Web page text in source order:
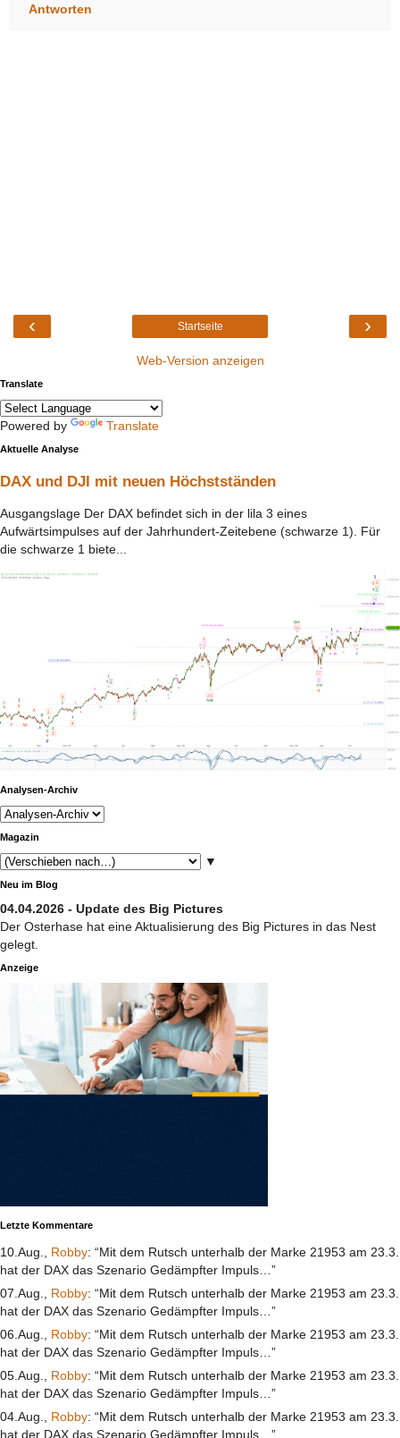
Antworten
‹ ›
Startseite
Web-Version anzeigen
Translate
Powered by Translate
Aktuelle Analyse
DAX und DJI mit neuen Höchstständen
Ausgangslage Der DAX befindet sich in der lila 3 eines
Aufwärtsimpulses auf der Jahrhundert-Zeitebene (schwarze 1). Für
die schwarze 1 biete...
Analysen-Archiv
Magazin
▼
Neu im Blog
04.04.2026 - Update des Big Pictures
Der Osterhase hat eine Aktualisierung des Big Pictures in das Nest
gelegt.
Anzeige
Letzte Kommentare
10.Aug., Robby: “Mit dem Rutsch unterhalb der Marke 21953 am 23.3.
hat der DAX das Szenario Gedämpfter Impuls…”
07.Aug., Robby: “Mit dem Rutsch unterhalb der Marke 21953 am 23.3.
hat der DAX das Szenario Gedämpfter Impuls…”
06.Aug., Robby: “Mit dem Rutsch unterhalb der Marke 21953 am 23.3.
hat der DAX das Szenario Gedämpfter Impuls…”
05.Aug., Robby: “Mit dem Rutsch unterhalb der Marke 21953 am 23.3.
hat der DAX das Szenario Gedämpfter Impuls…”
04.Aug., Robby: “Mit dem Rutsch unterhalb der Marke 21953 am 23.3.
hat der DAX das Szenario Gedämpfter Impuls…”